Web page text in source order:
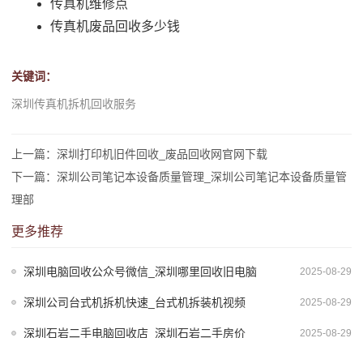
传真机维修点
传真机废品回收多少钱
关键词：
深圳传真机拆机回收服务
上一篇：深圳打印机旧件回收_废品回收网官网下载
下一篇：深圳公司笔记本设备质量管理_深圳公司笔记本设备质量管
理部
更多推荐
2025-08-29
深圳电脑回收公众号微信_深圳哪里回收旧电脑
2025-08-29
深圳公司台式机拆机快速_台式机拆装机视频
2025-08-29
深圳石岩二手电脑回收店_深圳石岩二手房价